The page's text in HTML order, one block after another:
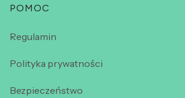
Linki w stopce
POMOC
Regulamin
Polityka prywatności
Bezpieczeństwo